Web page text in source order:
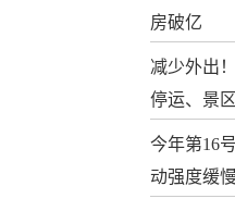
房破亿
减少外出
停运、景
今年第16
动强度缓